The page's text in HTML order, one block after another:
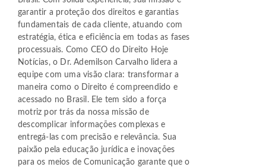
garantir a proteção dos direitos e garantias
fundamentais de cada cliente, atuando com
estratégia, ética e eficiência em todas as fases
processuais. Como CEO do Direito Hoje
Notícias, o Dr. Ademilson Carvalho lidera a
equipe com uma visão clara: transformar a
maneira como o Direito é compreendido e
acessado no Brasil. Ele tem sido a força
motriz por trás da nossa missão de
descomplicar informações complexas e
entregá-las com precisão e relevância. Sua
paixão pela educação jurídica e inovações
para os meios de Comunicação garante que o